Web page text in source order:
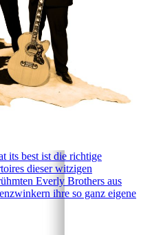
its best ist die richtige
dieser witzigen
Everly Brothers aus
ihre so ganz eigene